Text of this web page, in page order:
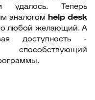
Теперь
аналогом help desk
любой желающий. А
доступность -